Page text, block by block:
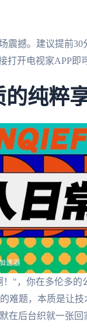
震撼。建议提前30
开电视家APP即
纯粹
"，你在多伦多的
难题，本质是让
在后台织就一张